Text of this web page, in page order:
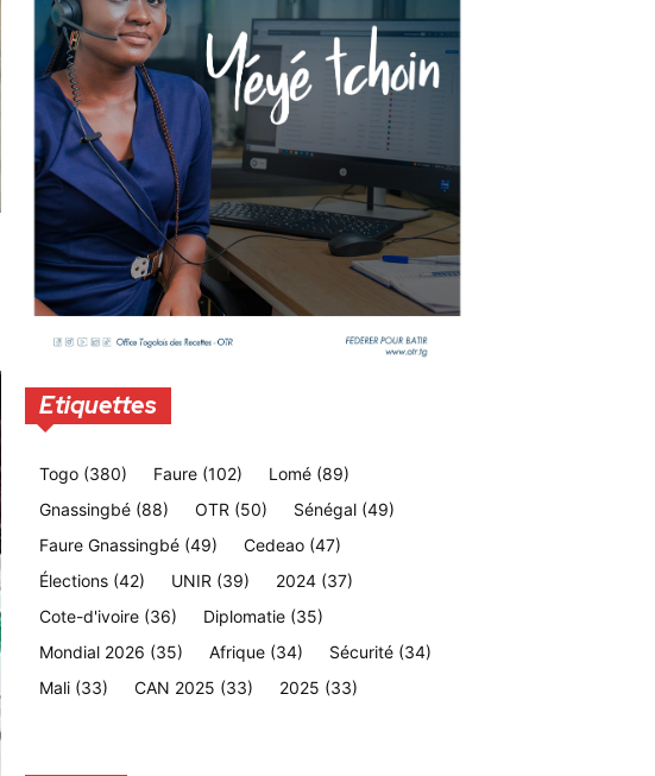
Etiquettes
Togo (380) Faure (102) Lomé (89)
Gnassingbé (88) OTR (50) Sénégal (49)
Faure Gnassingbé (49) Cedeao (47)
Élections (42) UNIR (39) 2024 (37)
Cote-d'ivoire (36) Diplomatie (35)
Mondial 2026 (35) Afrique (34) Sécurité (34)
Mali (33) CAN 2025 (33) 2025 (33)